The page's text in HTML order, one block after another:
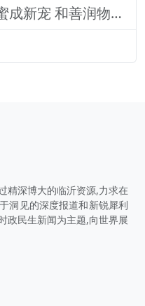
逢源采撷献苍生 巩氏蜂蜜成新宠 和善润物品牌就 养怡之福在沂蒙
精深博大的临沂资源,力求在
洞见的深度报道和新锐犀利
政民生新闻为主题,向世界展